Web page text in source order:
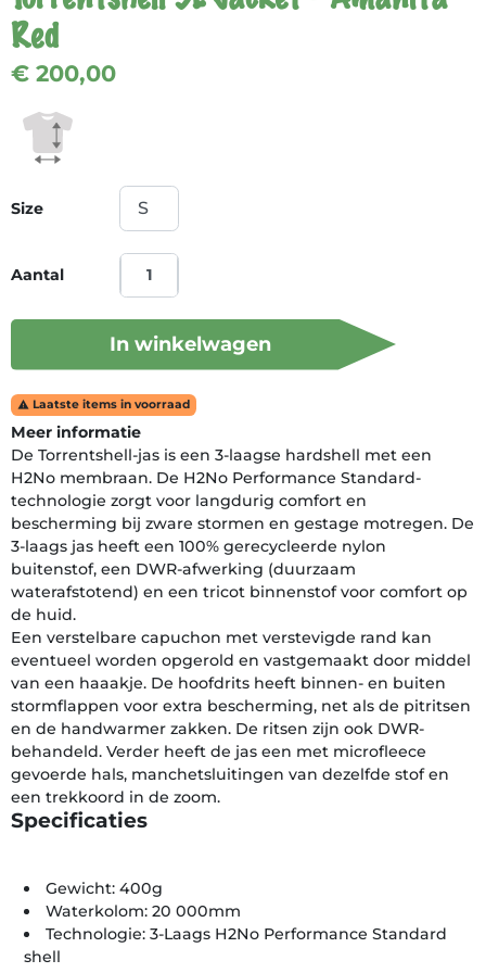
Red
€ 200,00
Size
Aantal
In winkelwagen
 Laatste items in voorraad
Meer informatie
De Torrentshell-jas is een 3-laagse hardshell met een
H2No membraan. De H2No Performance Standard-
technologie zorgt voor langdurig comfort en
bescherming bij zware stormen en gestage motregen. De
3-laags jas heeft een 100% gerecycleerde nylon
buitenstof, een DWR-afwerking (duurzaam
waterafstotend) en een tricot binnenstof voor comfort op
de huid.
Een verstelbare capuchon met verstevigde rand kan
eventueel worden opgerold en vastgemaakt door middel
van een haaakje. De hoofdrits heeft binnen- en buiten
stormflappen voor extra bescherming, net als de pitritsen
en de handwarmer zakken. De ritsen zijn ook DWR-
behandeld. Verder heeft de jas een met microfleece
gevoerde hals, manchetsluitingen van dezelfde stof en
een trekkoord in de zoom.
Specificaties
Gewicht: 400g
Waterkolom: 20 000mm
Technologie: 3-Laags H2No Performance Standard
shell